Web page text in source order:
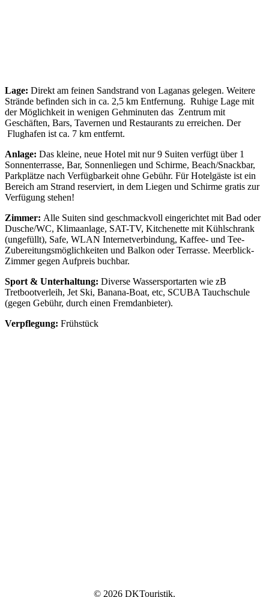
Lage: Direkt am feinen Sandstrand von Laganas gelegen. Weitere
Strände befinden sich in ca. 2,5 km Entfernung. Ruhige Lage mit
der Möglichkeit in wenigen Gehminuten das Zentrum mit
Geschäften, Bars, Tavernen und Restaurants zu erreichen. Der
Flughafen ist ca. 7 km entfernt.
Anlage: Das kleine, neue Hotel mit nur 9 Suiten verfügt über 1
Sonnenterrasse, Bar, Sonnenliegen und Schirme, Beach/Snackbar,
Parkplätze nach Verfügbarkeit ohne Gebühr. Für Hotelgäste ist ein
Bereich am Strand reserviert, in dem Liegen und Schirme gratis zur
Verfügung stehen!
Zimmer: Alle Suiten sind geschmackvoll eingerichtet mit Bad oder
Dusche/WC, Klimaanlage, SAT-TV, Kitchenette mit Kühlschrank
(ungefüllt), Safe, WLAN Internetverbindung, Kaffee- und Tee-
Zubereitungsmöglichkeiten und Balkon oder Terrasse. Meerblick-
Zimmer gegen Aufpreis buchbar.
Sport & Unterhaltung: Diverse Wassersportarten wie zB
Tretbootverleih, Jet Ski, Banana-Boat, etc, SCUBA Tauchschule
(gegen Gebühr, durch einen Fremdanbieter).
Verpflegung: Frühstück
© 2026 DKTouristik.